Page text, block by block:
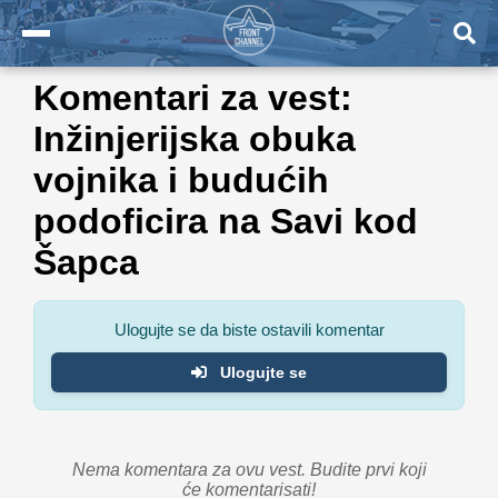
Komentari za vest:
Inžinjerijska obuka
vojnika i budućih
podoficira na Savi kod
Šapca
Ulogujte se da biste ostavili komentar
Ulogujte se
Nema komentara za ovu vest. Budite prvi koji
će komentarisati!